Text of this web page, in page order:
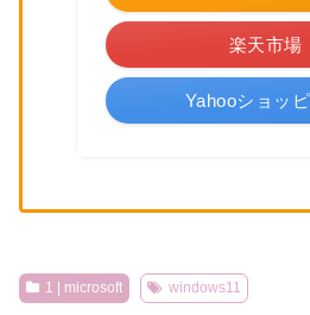
楽天市場
Yahooショッ
1 | microsoft windows11